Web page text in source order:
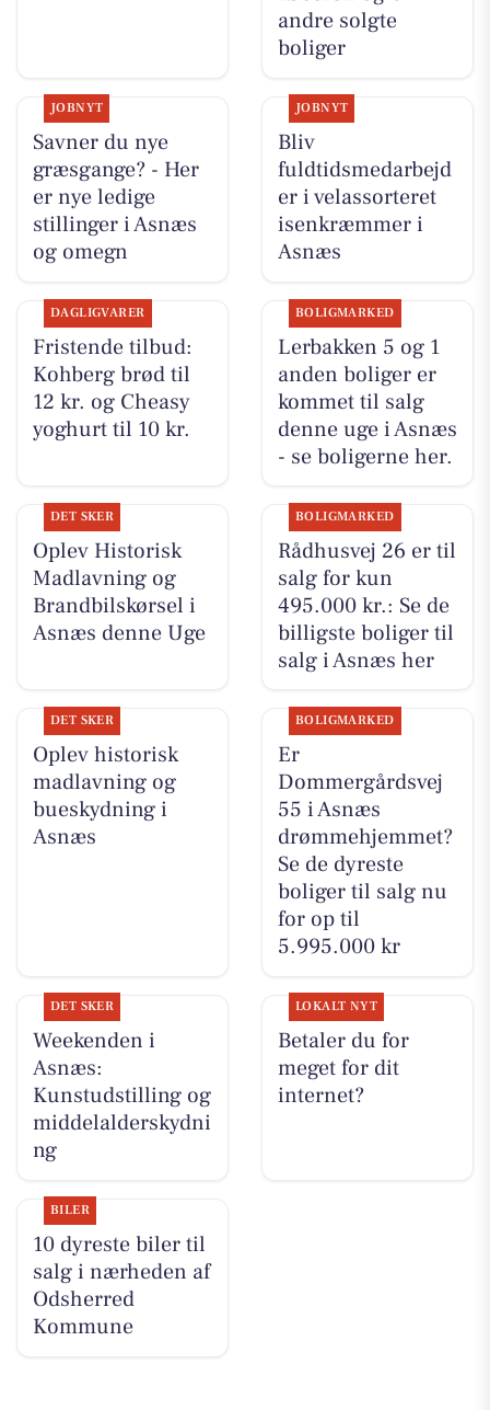
andre solgte
boliger
JOBNYT
Savner du nye
græsgange? - Her
er nye ledige
stillinger i Asnæs
og omegn
JOBNYT
Bliv
fuldtidsmedarbejd
er i velassorteret
isenkræmmer i
Asnæs
DAGLIGVARER
Fristende tilbud:
Kohberg brød til
12 kr. og Cheasy
yoghurt til 10 kr.
BOLIGMARKED
Lerbakken 5 og 1
anden boliger er
kommet til salg
denne uge i Asnæs
- se boligerne her.
DET SKER
Oplev Historisk
Madlavning og
Brandbilskørsel i
Asnæs denne Uge
BOLIGMARKED
Rådhusvej 26 er til
salg for kun
495.000 kr.: Se de
billigste boliger til
salg i Asnæs her
DET SKER
Oplev historisk
madlavning og
bueskydning i
Asnæs
BOLIGMARKED
Er
Dommergårdsvej
55 i Asnæs
drømmehjemmet?
Se de dyreste
boliger til salg nu
for op til
5.995.000 kr
DET SKER
Weekenden i
Asnæs:
Kunstudstilling og
middelalderskydni
ng
LOKALT NYT
Betaler du for
meget for dit
internet?
BILER
10 dyreste biler til
salg i nærheden af
Odsherred
Kommune